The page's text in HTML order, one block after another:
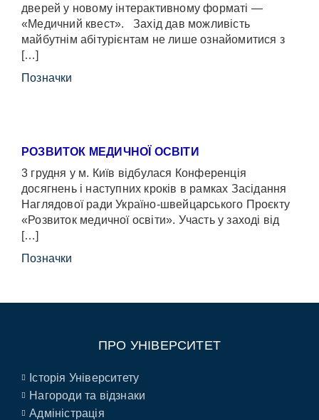
дверей у новому інтерактивному форматі —
«Медичний квест». Захід дав можливість
майбутнім абітурієнтам не лише ознайомитися з
[…]
Позначки
РОЗВИТОК МЕДИЧНОЇ ОСВІТИ
3 грудня у м. Київ відбулася Конференція
досягнень і наступних кроків в рамках Засідання
Наглядової ради Україно-швейцарського Проєкту
«Розвиток медичної освіти». Участь у заході від
[…]
Позначки
ПРО УНІВЕРСИТЕТ
Історія Університету
Нагороди та відзнаки
Адміністрація